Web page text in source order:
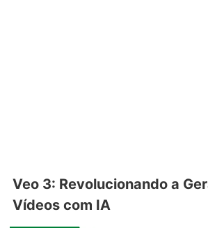
Veo 3: Revolucionando a
Vídeos com IA